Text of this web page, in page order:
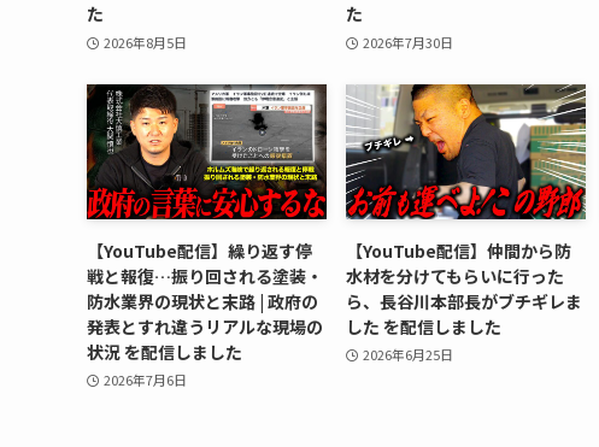
た
2026年8月5日
た
2026年7月30日
【YouTube配信】繰り返す停
戦と報復…振り回される塗装・
防水業界の現状と末路 | 政府の
発表とすれ違うリアルな現場の
状況 を配信しました
2026年7月6日
【YouTube配信】仲間から防
水材を分けてもらいに行った
ら、長谷川本部長がブチギレま
した を配信しました
2026年6月25日